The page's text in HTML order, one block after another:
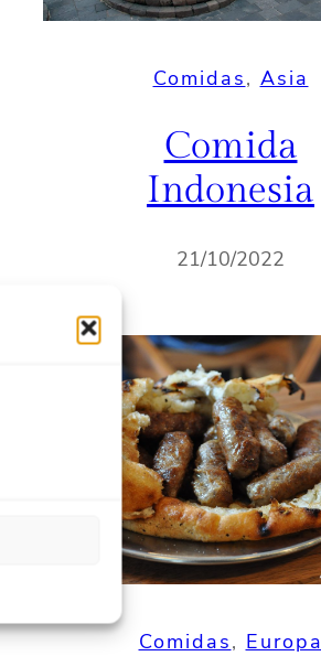
Comidas, Asia
Comida
Indonesia
21/10/2022
Comidas, Europa